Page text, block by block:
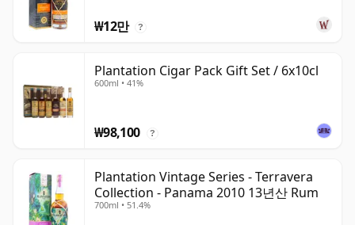
₩12만 ?
Plantation Cigar Pack Gift Set / 6x10cl
600ml • 41%
₩98,100 ?
Plantation Vintage Series - Terravera
Collection - Panama 2010 13년산 Rum
700ml • 51.4%